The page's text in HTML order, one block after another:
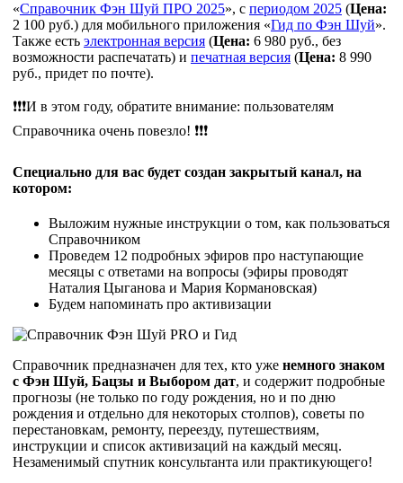
«Справочник Фэн Шуй ПРО 2025», с периодом 2025 (Цена:
2 100 руб.) для мобильного приложения «Гид по Фэн Шуй».
Также есть электронная версия (Цена: 6 980 руб., без
возможности распечатать) и печатная версия (Цена: 8 990
руб., придет по почте).
❗❗❗И в этом году, обратите внимание: пользователям
Справочника очень повезло! ❗❗❗
Специально для вас будет создан закрытый канал, на
котором:
Выложим нужные инструкции о том, как пользоваться
Справочником
Проведем 12 подробных эфиров про наступающие
месяцы с ответами на вопросы (эфиры проводят
Наталия Цыганова и Мария Кормановская)
Будем напоминать про активизации
Справочник предназначен для тех, кто уже немного знаком
с Фэн Шуй, Бацзы и Выбором дат, и содержит подробные
прогнозы (не только по году рождения, но и по дню
рождения и отдельно для некоторых столпов), советы по
перестановкам, ремонту, переезду, путешествиям,
инструкции и список активизаций на каждый месяц.
Незаменимый спутник консультанта или практикующего!